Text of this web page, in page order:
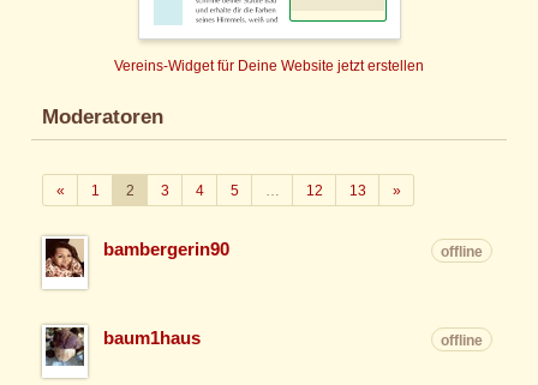
Vereins-Widget für Deine Website jetzt erstellen
Moderatoren
«Zurück
1 2 3 4 5 12 13 »Weiter
bambergerin90 offline
baum1haus offline